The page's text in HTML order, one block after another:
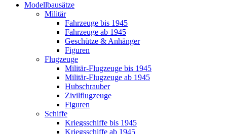
Modellbausätze
Militär
Fahrzeuge bis 1945
Fahrzeuge ab 1945
Geschütze & Anhänger
Figuren
Flugzeuge
Militär-Flugzeuge bis 1945
Militär-Flugzeuge ab 1945
Hubschrauber
Zivilflugzeuge
Figuren
Schiffe
Kriegsschiffe bis 1945
Kriegsschiffe ab 1945